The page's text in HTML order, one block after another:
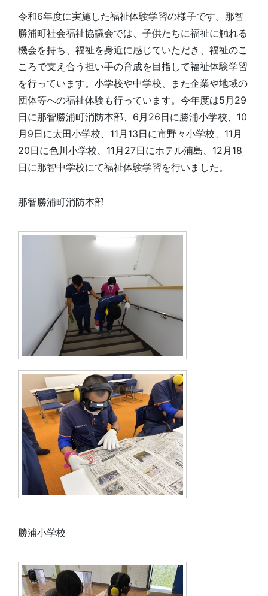
令和6年度に実施した福祉体験学習の様子です。那智
勝浦町社会福祉協議会では、子供たちに福祉に触れる
機会を持ち、福祉を身近に感じていただき、福祉のこ
ころで支え合う担い手の育成を目指して福祉体験学習
を行っています。小学校や中学校、また企業や地域の
団体等への福祉体験も行っています。今年度は5月29
日に那智勝浦町消防本部、6月26日に勝浦小学校、10
月9日に太田小学校、11月13日に市野々小学校、11月
20日に色川小学校、11月27日にホテル浦島、12月18
日に那智中学校にて福祉体験学習を行いました。
那智勝浦町消防本部
勝浦小学校